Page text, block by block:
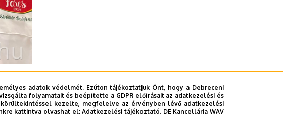
adatok védelmét. Ezúton tájékoztatjuk Önt, hogy a Debreceni
folyamatait és beépítette a GDPR előírásait az adatkezelési és
kezelte, megfelelve az érvényben lévő adatkezelési
kattintva olvashat el:Adatkezelési tájékoztató. DE Kancellária WAV